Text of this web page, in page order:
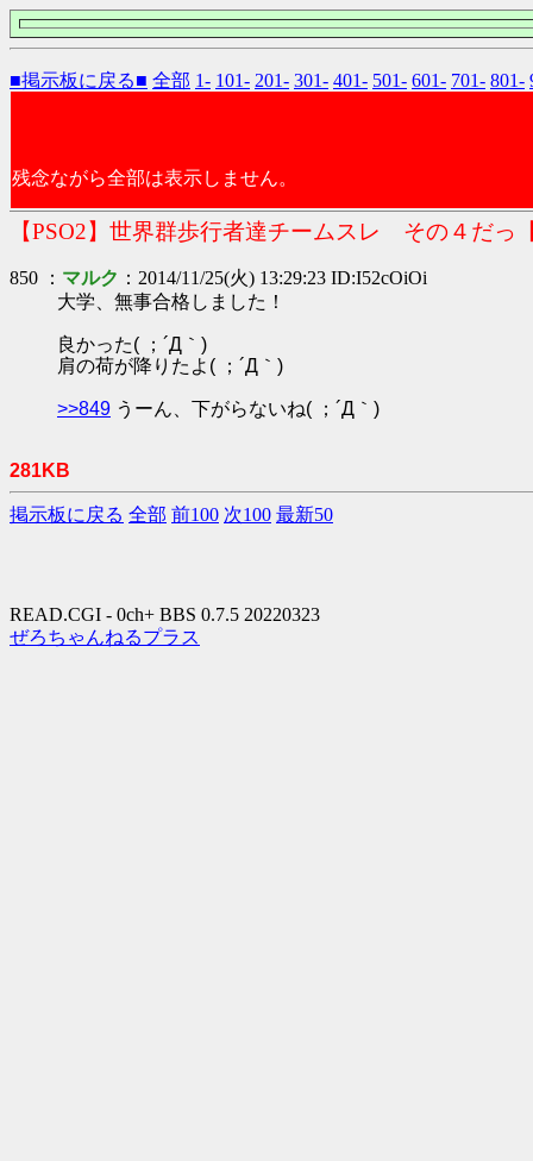
■掲示板に戻る■ 全部 1- 101- 201- 301- 401- 501- 601- 701- 801-
残念ながら全部は表示しません。
【PSO2】世界群歩行者達チームスレ その４だっ
850 ： マルク ：2014/11/25(火) 13:29:23 ID:I52cOiOi
大学、無事合格しました！
良かった( ；´Д｀)
肩の荷が降りたよ( ；´Д｀)
>>849 うーん、下がらないね( ；´Д｀)
281KB
掲示板に戻る 全部 前100 次100 最新50
READ.CGI - 0ch+ BBS 0.7.5 20220323
ぜろちゃんねるプラス